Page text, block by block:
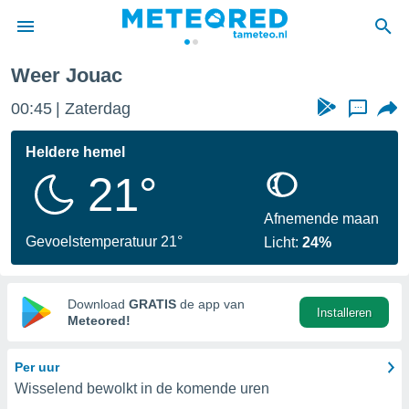
door
verstrekte
hoge
hebt de
voor
op basis
Weer Jouac
00:45 Zaterdag ...
Heldere hemel
21°
Gevoelstemperatuur 21°
Afnemende maan
Licht:24%
Download GRATIS de app van
Meteored!
Installeren
Per uur
Wisselend bewolkt in de komende uren